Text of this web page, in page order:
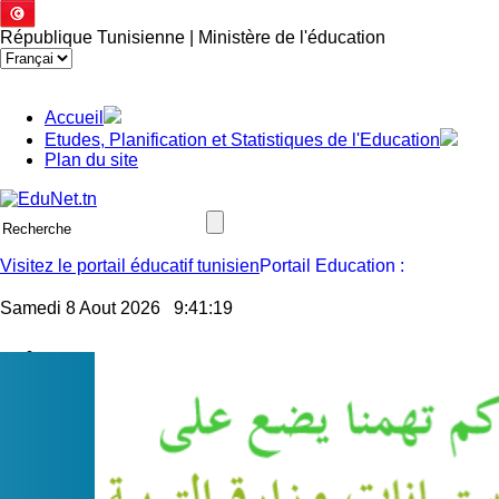
République Tunisienne | Ministère de l'éducation
Accueil
Etudes, Planification et Statistiques de l'Education
Plan du site
Visitez le portail éducatif tunisien
Samedi 8 Aout 2026 9:41:20
Communiqué - Mouvement national des enseignants titulaires